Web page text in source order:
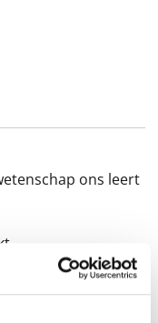
ons leert
auteur van o.a.
verbinding tussen